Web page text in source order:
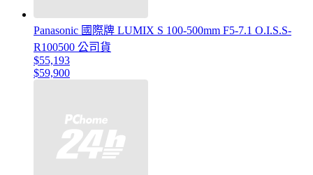
Panasonic 國際牌 LUMIX S 100-500mm F5-7.1 O.I.S.S-
R100500 公司貨
$55,193
$59,900